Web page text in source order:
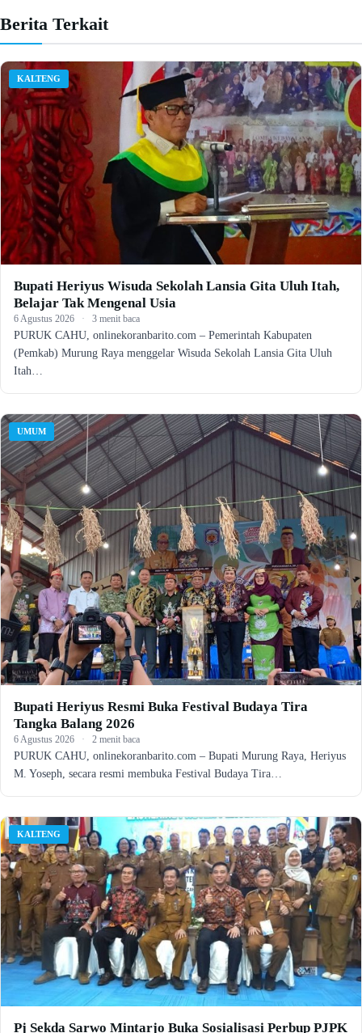
Berita Terkait
KALTENG
Bupati Heriyus Wisuda Sekolah Lansia Gita Uluh Itah,
Belajar Tak Mengenal Usia
6 Agustus 2026 · 3 menit baca
PURUK CAHU, onlinekoranbarito.com – Pemerintah Kabupaten
(Pemkab) Murung Raya menggelar Wisuda Sekolah Lansia Gita Uluh
Itah…
UMUM
Bupati Heriyus Resmi Buka Festival Budaya Tira
Tangka Balang 2026
6 Agustus 2026 · 2 menit baca
PURUK CAHU, onlinekoranbarito.com – Bupati Murung Raya, Heriyus
M. Yoseph, secara resmi membuka Festival Budaya Tira…
KALTENG
Pj Sekda Sarwo Mintarjo Buka Sosialisasi Perbup PJPK